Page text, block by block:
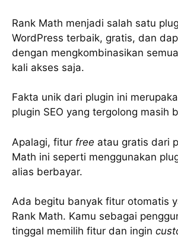
Rank Math menjadi salah satu
WordPress terbaik, gratis, dan
dengan mengkombinasikan
kali akses saja.
Fakta unik dari plugin ini
plugin SEO yang tergolong masih
Apalagi, fitur free atau gratis dari
Math ini seperti menggunakan
alias berbayar.
Ada begitu banyak fitur otomatis
Rank Math. Kamu sebagai
tinggal memilih fitur dan ingin